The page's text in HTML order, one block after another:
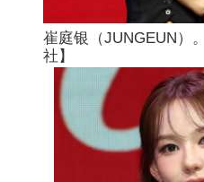
崔庭银（JUNGEUN）
社】